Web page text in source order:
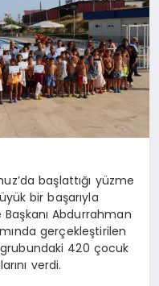
başlattığı yüzme
bir başarıyla
Abdurrahman
gerçekleştirilen
420 çocuk
verdi.